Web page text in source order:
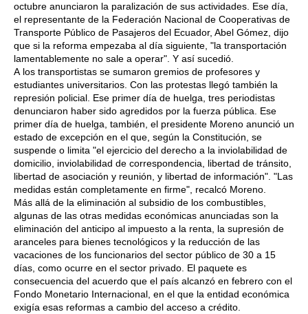
octubre anunciaron la paralización de sus actividades. Ese día,
el representante de la Federación Nacional de Cooperativas de
Transporte Público de Pasajeros del Ecuador, Abel Gómez, dijo
que si la reforma empezaba al día siguiente, "la transportación
lamentablemente no sale a operar". Y así sucedió.
A los transportistas se sumaron gremios de profesores y
estudiantes universitarios. Con las protestas llegó también la
represión policial. Ese primer día de huelga, tres periodistas
denunciaron haber sido agredidos por la fuerza pública. Ese
primer día de huelga, también, el presidente Moreno anunció un
estado de excepción en el que, según la Constitución, se
suspende o limita "el ejercicio del derecho a la inviolabilidad de
domicilio, inviolabilidad de correspondencia, libertad de tránsito,
libertad de asociación y reunión, y libertad de información". "Las
medidas están completamente en firme", recalcó Moreno.
Más allá de la eliminación al subsidio de los combustibles,
algunas de las otras medidas económicas anunciadas son la
eliminación del anticipo al impuesto a la renta, la supresión de
aranceles para bienes tecnológicos y la reducción de las
vacaciones de los funcionarios del sector público de 30 a 15
días, como ocurre en el sector privado. El paquete es
consecuencia del acuerdo que el país alcanzó en febrero con el
Fondo Monetario Internacional, en el que la entidad económica
exigía esas reformas a cambio del acceso a crédito.